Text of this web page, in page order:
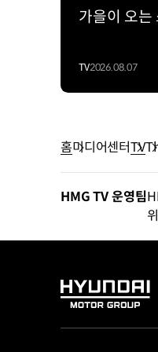
가을이 오는
TV2026.08.07
홈미디어센터TV
HMG TV 운영팀
HYUNDAI
GROUP